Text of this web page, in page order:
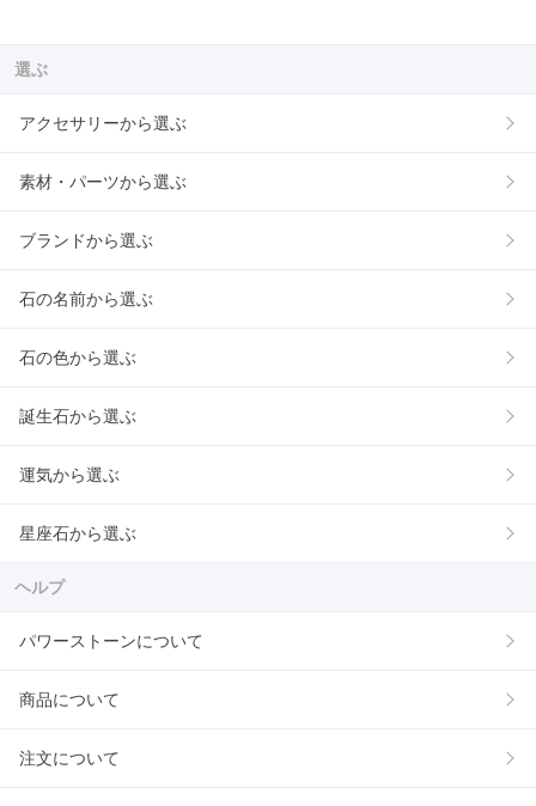
選ぶ
アクセサリーから選ぶ
素材・パーツから選ぶ
ブランドから選ぶ
石の名前から選ぶ
石の色から選ぶ
誕生石から選ぶ
運気から選ぶ
星座石から選ぶ
ヘルプ
パワーストーンについて
商品について
注文について